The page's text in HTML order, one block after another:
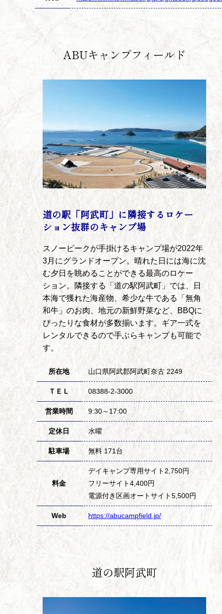
ABUキャンプフィールド
道の駅「阿武町」に隣接するロケー
ション抜群のキャンプ場
スノーピークが手掛けるキャンプ場が2022年
3月にグランドオープン。晴れた日には海に沈
む夕日を眺めることができる最高のロケー
ション。隣接する「道の駅阿武町」では、日
本海で獲れた海産物、希少な牛である「無角
和牛」のお肉、地元の新鮮野菜など、BBQに
ぴったりな食材が多数揃います。ギア一式を
レンタルできるので手ぶらキャンプも可能で
す。
所在地 山口県阿武郡阿武町奈古 2249
ＴＥＬ 08388-2-3000
営業時間 9:30～17:00
定休日 水曜
駐車場 無料 171台
料金
デイキャンプ専用サイト2,750円
フリーサイト4,400円
電源付き区画オートサイト5,500円
Web https://abucampfield.jp/
道の駅阿武町